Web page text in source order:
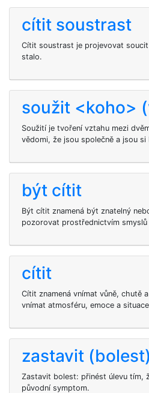
cítit soustrast
Cítit soustrast je projevovat
stalo.
soužit <koho>
Soužití je tvoření vztahu mezi
vědomi, že jsou společně a jsou
být cítit
Být cítit znamená být znatelný
pozorovat prostřednictvím
cítit
Cítit znamená vnímat vůně, chutě
vnímat atmosféru, emoce a
zastavit (bolest)
Zastavit bolest: přinést úlevu tím,
původní symptom.